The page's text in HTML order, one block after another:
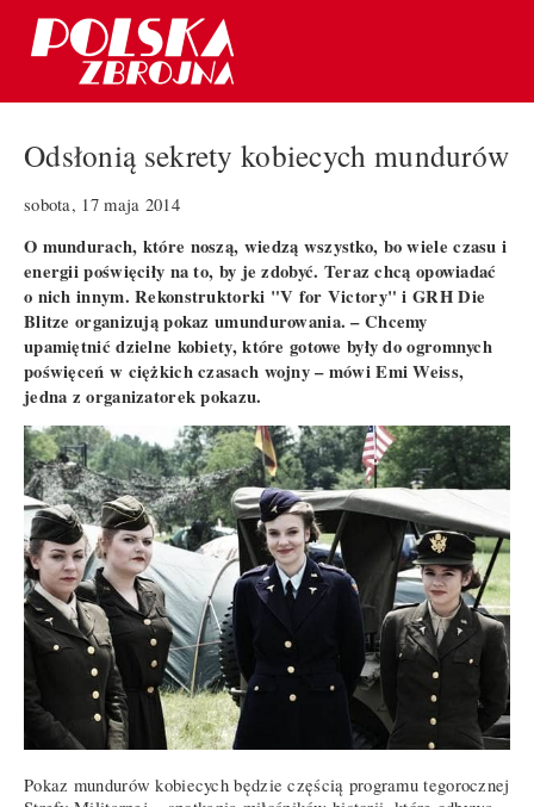
Odsłonią sekrety kobiecych mundurów
sobota, 17 maja 2014
O mundurach, które noszą, wiedzą wszystko, bo wiele czasu i
energii poświęciły na to, by je zdobyć. Teraz chcą opowiadać
o nich innym. Rekonstruktorki "V for Victory" i GRH Die
Blitze organizują pokaz umundurowania. – Chcemy
upamiętnić dzielne kobiety, które gotowe były do ogromnych
poświęceń w ciężkich czasach wojny – mówi Emi Weiss,
jedna z organizatorek pokazu.
Pokaz mundurów kobiecych będzie częścią programu tegorocznej